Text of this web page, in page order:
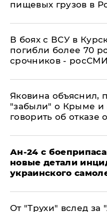
пищевых грузов в
В боях с ВСУ в
погибли более 70
срочников - росСМИ
Яковина объяснил,
"забыли" о Крыме и
говорить об отказе
Ан-24 с
новые детали
украинского
От "Трухи" вслед за